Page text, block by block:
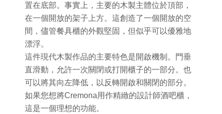
置在底部。事實上，主要的木製主體位於頂部，
在一個開放的架子上方。這創造了一個開放的空
間，儘管餐具櫃的外觀堅固，但似乎可以優雅地
漂浮。
這件現代木製作品的主要特色是開啟機制。門垂
直滑動，允許一次關閉或打開櫃子的一部分。也
可以將其向左降低，以反轉開啟和關閉的部分。
如果您想將Cremona用作精緻的設計師酒吧櫃，
這是一個理想的功能。